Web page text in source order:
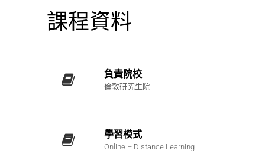
課程資料
負責院校
倫敦研究生院
學習模式
Online – Distance Learning